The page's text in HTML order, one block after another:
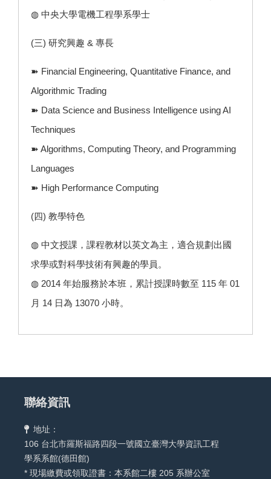
◍ 中央大學電機工程學系學士
(三) 研究興趣 & 專長
➽ Financial Engineering, Quantitative Finance, and
Algorithmic Trading
➽ Data Science and Business Intelligence using AI
Techniques
➽ Algorithms, Computing Theory, and Programming
Languages
➽ High Performance Computing
(四) 教學特色
◍ 中文授課，課程教材以英文為主，適合規劃出國
求學或對科學技術有興趣的學員。
◍ 2014 年始服務於本班，累計授課時數至 115 年 01
月 14 日為 13070 小時。
聯絡資訊
地址：
106 台北市羅斯福路四段一號國立臺灣大學資訊工程
學系系館(德田館)
* 現場繳費或領取證書：本系館二樓 205 系辦公室